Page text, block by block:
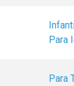
Para
Para